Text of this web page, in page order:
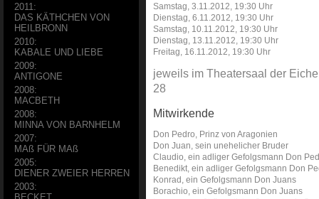
2011:
DAS KÄTHCHEN VON
HEILBRONN
2010:
KABALE UND LIEBE
2009:
ANTIGONE
2008:
MACBETH
2008:
MINNA VON BARNHELM
2007:
MAß FÜR MAß
2005:
DIENER ZWEIER HERREN
2003:
Samstag, 3.11.2012, 19:30 Uhr
Dienstag, 6.11.2012, 19:30 Uhr
Samstag, 10.11.2012, 19:30 Uhr
Dienstag, 13.11.2012, 19:30 Uhr
Freitag, 16.11.2012, 19:30 Uhr
jeweils im Theatersaal der
28
Mitwirkende
Don Pedro, Prinz von Aragonien
Don Juan, sein unehelicher Bruder
Claudio, ein adliger Gefolgsmann Don
Benedikt, ein adliger Gefolgsmann Don
Konrad, ein Gefolgsmann Don Juans
Borachio, ein Gefolgsmann Don Juans